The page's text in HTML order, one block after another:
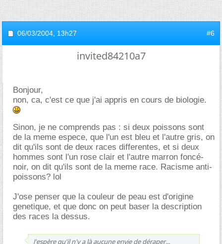
06/03/2004, 13h27 #6
invited84210a7
Bonjour,
non, ca, c'est ce que j'ai appris en cours de biologie.
Sinon, je ne comprends pas : si deux poissons sont
de la meme espece, que l'un est bleu et l'autre gris, on
dit qu'ils sont de deux races differentes, et si deux
hommes sont l'un rose clair et l'autre marron foncé-
noir, on dit qu'ils sont de la meme race. Racisme anti-
poissons? lol
J'ose penser que la couleur de peau est d'origine
genetique, et que donc on peut baser la description
des races la dessus.
J'espère qu'il n'y a là aucune envie de déraper...